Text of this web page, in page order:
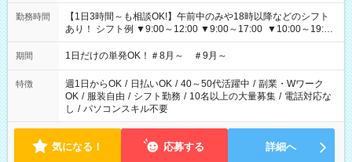
勤務時間
【1日3時間～も相談OK!】午前中のみや18時以降などのシフト
あり！ シフト例 ▼9:00～12:00 ▼9:00～17:00 ▼10:00～19:00
▼18:00～21:00
期間 1日だけの単発OK！＃8月～ ＃9月～
特徴 週1日からOK / 日払いOK / 40～50代活躍中 / 副業・Wワーク
OK / 服装自由 / シフト勤務 / 10名以上の大量募集 / 電話対応な
し / パソコンスキル不要
気になる！ 応募する 詳細へ